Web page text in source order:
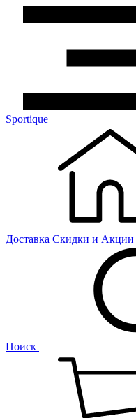
Sportique
Доставка Скидки и Акции
Поиск